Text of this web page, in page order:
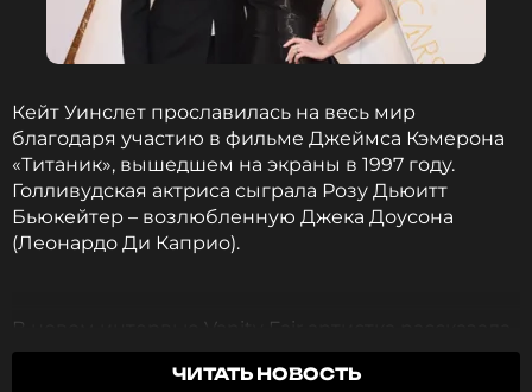
Кейт Уинслет прославилась на весь мир
благодаря участию в фильме Джеймса Кэмерона
«Титаник», вышедшем на экраны в 1997 году.
Голливудская актриса сыграла Розу Дьюитт
Бьюкейтер – возлюбленную Джека Доусона
(Леонардо Ди Каприо).
В новом интервью Vanity Fair артистка рассказала
о курьезе, который произошел во время съемок
знаменитой сцены, где она стояла в объятиях Ди
ЧИТАТЬ НОВОСТЬ